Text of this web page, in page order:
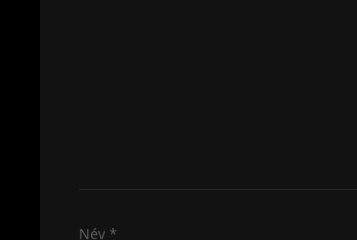
Név *